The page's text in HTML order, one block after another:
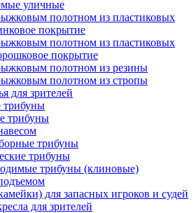
уличные
полотном из пластиковых
покрытие
полотном из пластиковых
покрытие
полотном из резины
полотном из стропы
для зрителей
трибуны
трибуны
трибуны
трибуны (клиновые)
для запасных игроков и судей
для зрителей